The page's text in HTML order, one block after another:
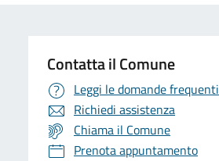
Contatta il Comune
Leggi le domande frequenti
Richiedi assistenza
Chiama il Comune
Prenota appuntamento